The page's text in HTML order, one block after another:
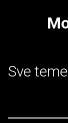
Sve teme